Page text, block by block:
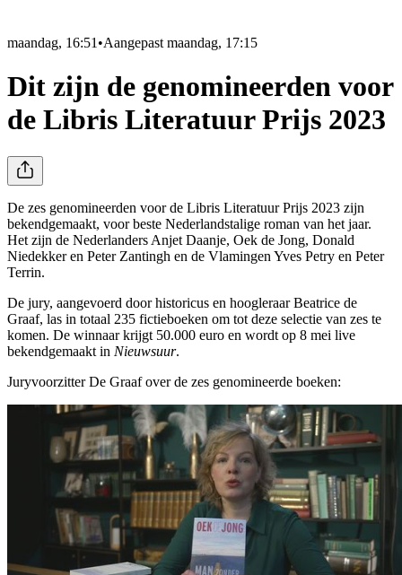
maandag, 16:51 •Aangepast maandag, 17:15
Dit zijn de genomineerden voor
de Libris Literatuur Prijs 2023
De zes genomineerden voor de Libris Literatuur Prijs 2023 zijn
bekendgemaakt, voor beste Nederlandstalige roman van het jaar.
Het zijn de Nederlanders Anjet Daanje, Oek de Jong, Donald
Niedekker en Peter Zantingh en de Vlamingen Yves Petry en Peter
Terrin.
De jury, aangevoerd door historicus en hoogleraar Beatrice de
Graaf, las in totaal 235 fictieboeken om tot deze selectie van zes te
komen. De winnaar krijgt 50.000 euro en wordt op 8 mei live
bekendgemaakt in Nieuwsuur.
Juryvoorzitter De Graaf over de zes genomineerde boeken: